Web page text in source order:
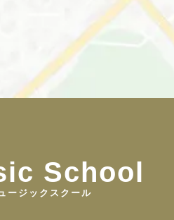
School
ージックスクール